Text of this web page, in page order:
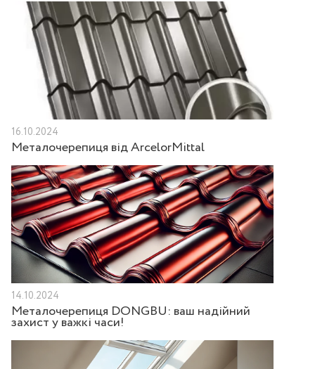
16.10.2024
Металочерепиця від ArcelorMittal
14.10.2024
Металочерепиця DONGBU: ваш надійний
захист у важкі часи!